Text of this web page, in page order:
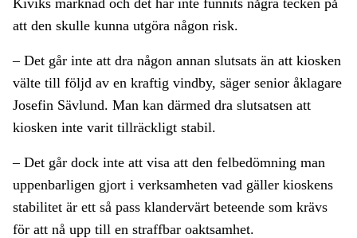
Kiviks marknad och det har inte funnits några tecken på
att den skulle kunna utgöra någon risk.
– Det går inte att dra någon annan slutsats än att kiosken
välte till följd av en kraftig vindby, säger senior åklagare
Josefin Sävlund. Man kan därmed dra slutsatsen att
kiosken inte varit tillräckligt stabil.
– Det går dock inte att visa att den felbedömning man
uppenbarligen gjort i verksamheten vad gäller kioskens
stabilitet är ett så pass klandervärt beteende som krävs
för att nå upp till en straffbar oaktsamhet.